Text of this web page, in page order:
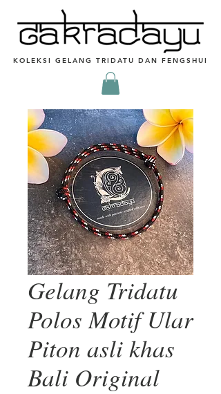
KOLEKSI GELANG TRIDATU DAN FENGSHUI
Gelang Tridatu
Polos Motif Ular
Piton asli khas
Bali Original